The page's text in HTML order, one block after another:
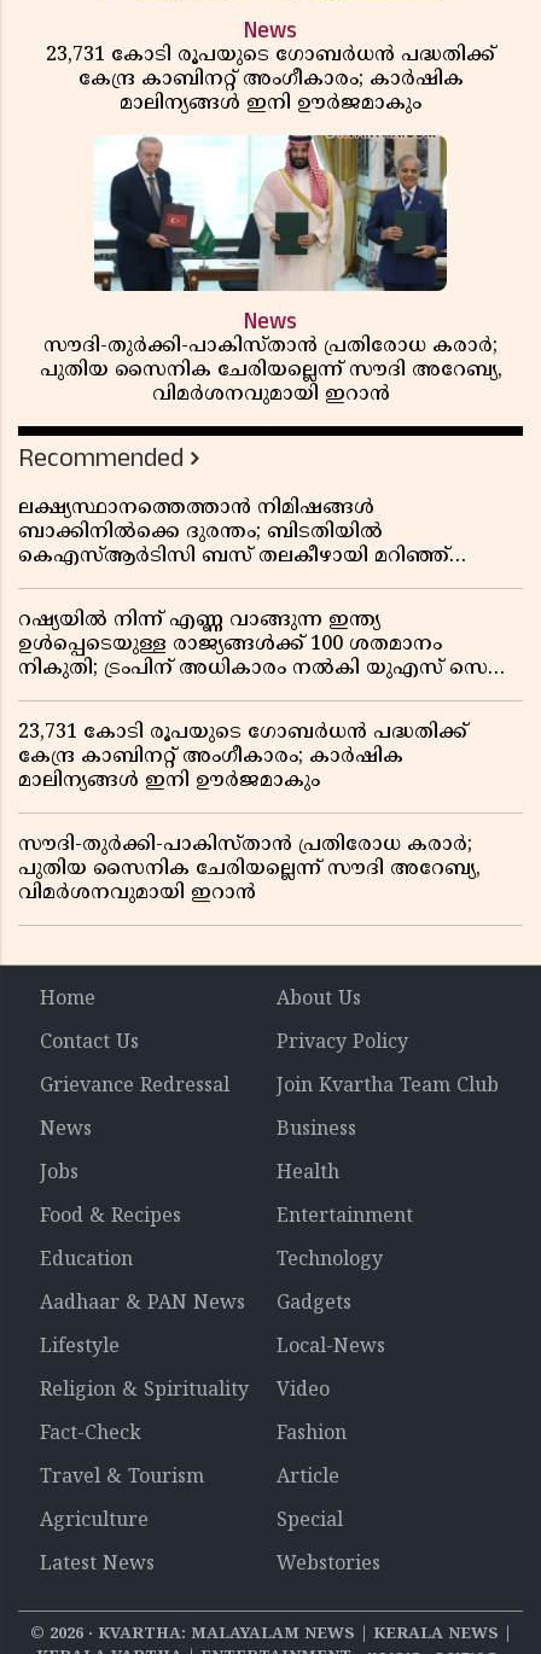
News
23,731 കോടി രൂപയുടെ ഗോബർധൻ പദ്ധതിക്ക്
കേന്ദ്ര കാബിനറ്റ് അംഗീകാരം; കാർഷിക
മാലിന്യങ്ങൾ ഇനി ഊർജമാകും
News
സൗദി-തുർക്കി-പാകിസ്താൻ പ്രതിരോധ കരാർ;
പുതിയ സൈനിക ചേരിയല്ലെന്ന് സൗദി അറേബ്യ,
വിമർശനവുമായി ഇറാൻ
Recommended
ലക്ഷ്യസ്ഥാനത്തെത്താൻ നിമിഷങ്ങൾ
ബാക്കിനിൽക്കെ ദുരന്തം; ബിടതിയിൽ
കെഎസ്ആർടിസി ബസ് തലകീഴായി മറിഞ്ഞ്
റഷ്യയിൽ നിന്ന് എണ്ണ വാങ്ങുന്ന ഇന്ത്യ
ഉൾപ്പെടെയുള്ള രാജ്യങ്ങൾക്ക് 100 ശതമാനം
നികുതി; ട്രംപിന് അധികാരം നൽകി യുഎസ് സെനറ്റ്
23,731 കോടി രൂപയുടെ ഗോബർധൻ പദ്ധതിക്ക്
കേന്ദ്ര കാബിനറ്റ് അംഗീകാരം; കാർഷിക
മാലിന്യങ്ങൾ ഇനി ഊർജമാകും
സൗദി-തുർക്കി-പാകിസ്താൻ പ്രതിരോധ കരാർ;
പുതിയ സൈനിക ചേരിയല്ലെന്ന് സൗദി അറേബ്യ,
വിമർശനവുമായി ഇറാൻ
Home
About Us
Contact Us
Privacy Policy
Grievance Redressal
Join Kvartha Team Club
News
Business
Jobs
Health
Food & Recipes
Entertainment
Education
Technology
Aadhaar & PAN News
Gadgets
Lifestyle
Local-News
Religion & Spirituality
Video
Fact-Check
Fashion
Travel & Tourism
Article
Agriculture
Special
Latest News
Webstories
© 2026‧ KVARTHA: MALAYALAM NEWS | KERALA NEWS |